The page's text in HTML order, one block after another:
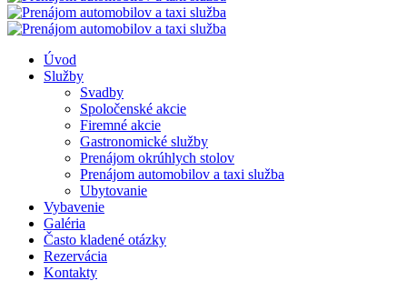
Úvod
Služby
Svadby
Spoločenské akcie
Firemné akcie
Gastronomické služby
Prenájom okrúhlych stolov
Prenájom automobilov a taxi služba
Ubytovanie
Vybavenie
Galéria
Často kladené otázky
Rezervácia
Kontakty